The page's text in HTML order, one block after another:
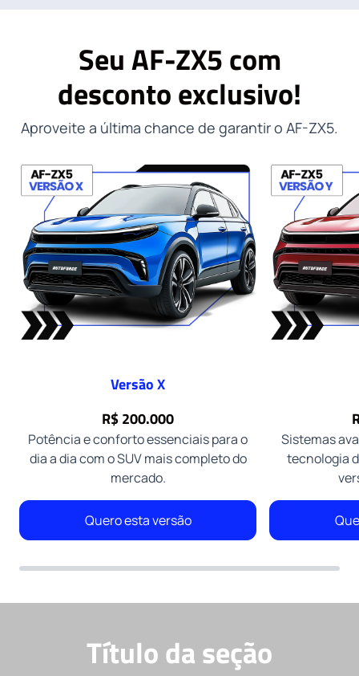
Seu AF-ZX5 com
desconto exclusivo!
Aproveite a última chance de garantir o AF-ZX5.
Versão X
R$ 200.000
Potência e conforto essenciais para o
dia a dia com o SUV mais completo do
mercado.
Quero esta versão
Sistemas
tecnologia
Título da seção